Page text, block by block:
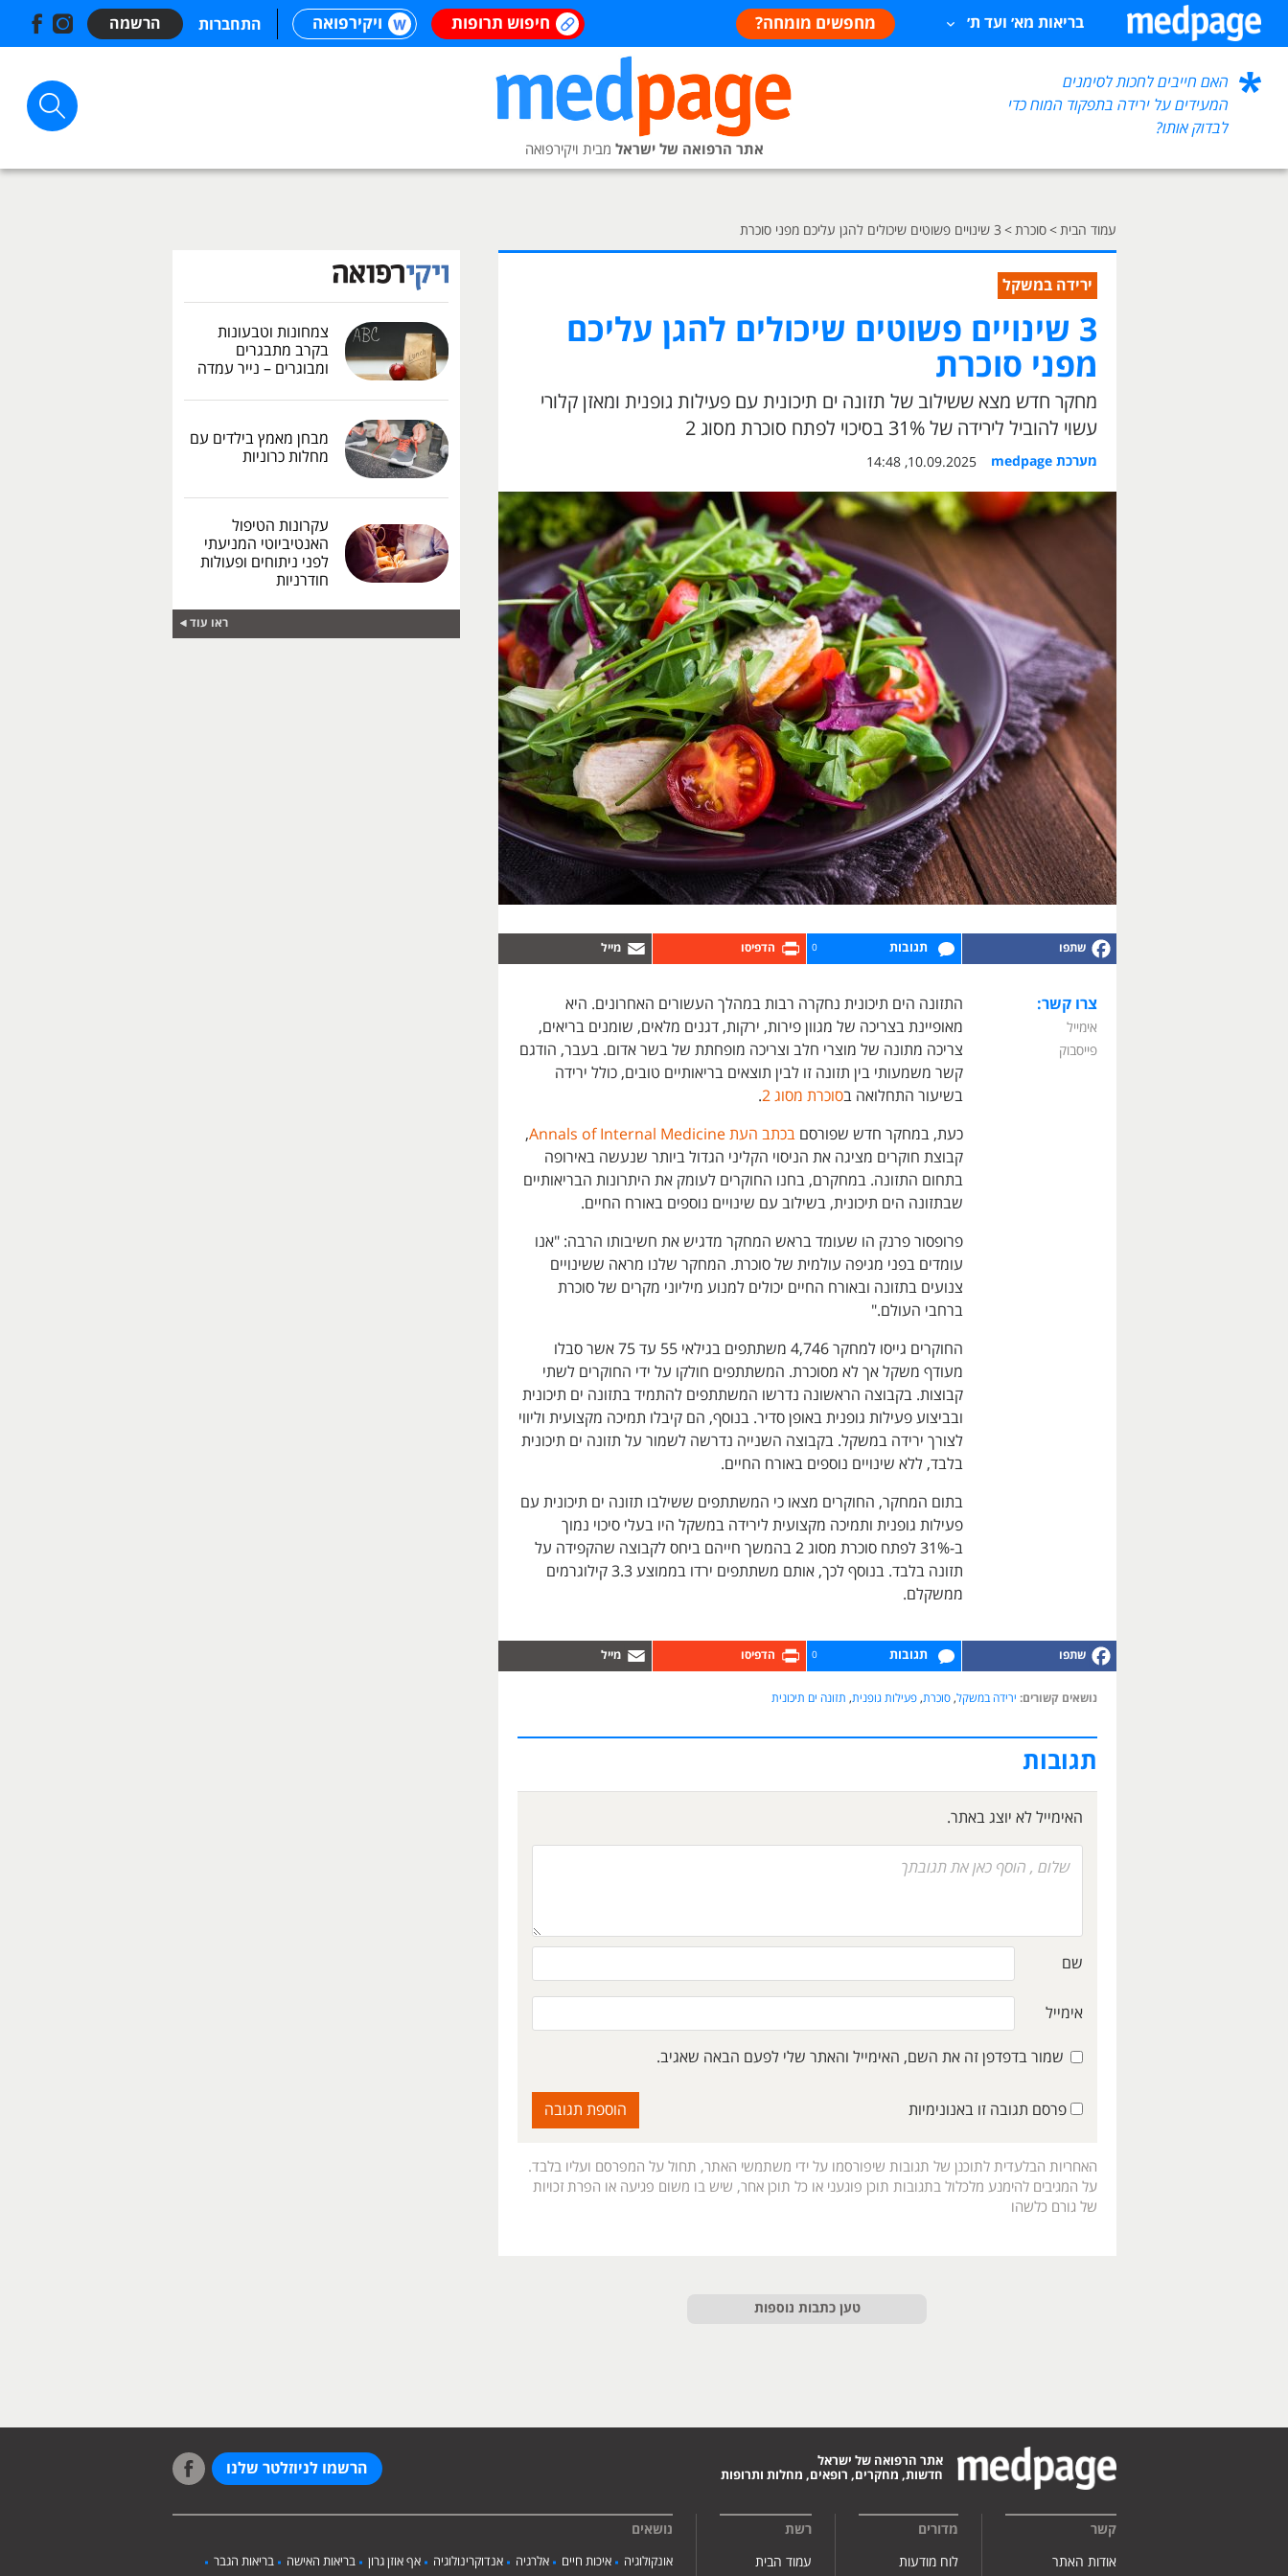
בריאות מא׳ ועד ת׳ מחפשים מומחה? חיפוש תרופות ויקירפואה התחברות הרשמה
האם חייבים לחכות לסימנים
המעידים על ירידה בתפקוד המוח כדי
לבדוק אותו?
אתר הרפואה של ישראל מבית ויקירפואה
עמוד הבית > סוכרת > 3 שינויים פשוטים שיכולים להגן עליכם מפני סוכרת
ירידה במשקל
3 שינויים פשוטים שיכולים להגן עליכם
מפני סוכרת
מחקר חדש מצא ששילוב של תזונה ים תיכונית עם פעילות גופנית ומאזן קלורי
עשוי להוביל לירידה של 31% בסיכוי לפתח סוכרת מסוג 2
מערכת medpage 10.09.2025, 14:48
תגובות 0
צרו קשר:
אימייל
פייסבוק
התזונה הים תיכונית נחקרה רבות במהלך העשורים האחרונים. היא
מאופיינת בצריכה של מגוון פירות, ירקות, דגנים מלאים, שומנים בריאים,
צריכה מתונה של מוצרי חלב וצריכה מופחתת של בשר אדום. בעבר, הודגם
קשר משמעותי בין תזונה זו לבין תוצאים בריאותיים טובים, כולל ירידה
בשיעור התחלואה בסוכרת מסוג 2 .
כעת, במחקר חדש שפורסםבכתב העת Annals of Internal Medicine
,
קבוצת חוקרים מציגה את הניסוי הקליני הגדול ביותר שנעשה באירופה
בתחום התזונה. במחקרם, בחנו החוקרים לעומק את היתרונות הבריאותיים
שבתזונה הים תיכונית, בשילוב עם שינויים נוספים באורח החיים.
פרופסור פרנק הו שעומד בראש המחקר מדגיש את חשיבותו הרבה: "אנו
עומדים בפני מגיפה עולמית של סוכרת. המחקר שלנו מראה ששינויים
צנועים בתזונה ובאורח החיים יכולים למנוע מיליוני מקרים של סוכרת
ברחבי העולם."
החוקרים גייסו למחקר 4,746 משתתפים בגילאי 55 עד 75 אשר סבלו
מעודף משקל אך לא מסוכרת. המשתתפים חולקו על ידי החוקרים לשתי
קבוצות. בקבוצה הראשונה נדרשו המשתתפים להתמיד בתזונה ים תיכונית
ובביצוע פעילות גופנית באופן סדיר. בנוסף, הם קיבלו תמיכה מקצועית וליווי
לצורך ירידה במשקל. בקבוצה השנייה נדרשה לשמור על תזונה ים תיכונית
בלבד, ללא שינויים נוספים באורח החיים.
בתום המחקר, החוקרים מצאו כי המשתתפים ששילבו תזונה ים תיכונית עם
פעילות גופנית ותמיכה מקצועית לירידה במשקל היו בעלי סיכוי נמוך
ב-31% לפתח סוכרת מסוג 2 בהמשך חייהם ביחס לקבוצה שהקפידה על
תזונה בלבד. בנוסף לכך, אותם משתתפים ירדו בממוצע 3.3 קילוגרמים
ממשקלם.
תגובות 0
נושאים קשורים: ירידה במשקל,סוכרת,פעילות גופנית, תזונה ים תיכונית
תגובות
האימייל לא יוצג באתר.
שם
אימייל
שמור בדפדפן זה את השם, האימייל והאתר שלי לפעם הבאה שאגיב.
פרסם תגובה זו באנונימיות
האחריות הבלעדית לתוכנן של תגובות שיפורסמו על ידי משתמשי האתר, תחול על המפרסם ועליו בלבד.
על המגיבים להימנע מלכלול בתגובות תוכן פוגעני או כל תוכן אחר, שיש בו משום פגיעה או הפרת זכויות
של גורם כלשהו
טען כתבות נוספות
צמחונות וטבעונות
בקרב מתבגרים
ומבוגרים – נייר עמדה
מבחן מאמץ בילדים עם
מחלות כרוניות
עקרונות הטיפול
האנטיביוטי המניעתי
לפני ניתוחים ופעולות
חודרניות
ראו עוד
אתר הרפואה של ישראל
חדשות, מחקרים, רופאים, מחלות ותרופות
הרשמו לניוזלטר שלנו
קשר
אודות האתר
מדורים
לוח מודעות
רשת
עמוד הבית
נושאים
אונקולוגיה איכות חיים אלרגיה אנדוקרינולוגיה אף אוזן גרון בריאות האישה בריאות הגבר